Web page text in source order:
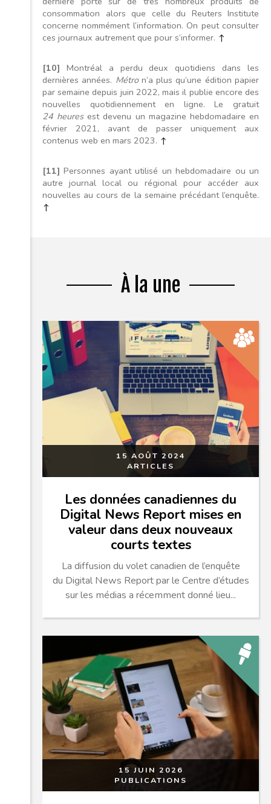
consommation alors que celle du Reuters Institute
concerne nommément l’information. On peut consulter
ces journaux autrement que pour s’informer. ↑
[10] Montréal a perdu deux quotidiens dans les
dernières années. Métron’a plus qu’une édition papier
par semaine depuis juin 2022, mais il publie encore des
nouvelles quotidiennement en ligne. Le gratuit
24 heures est devenu un magazine hebdomadaire en
février 2021, avant de passer uniquement aux
contenus web en mars 2023. ↑
[11] Personnes ayant utilisé un hebdomadaire ou un
autre journal local ou régional pour accéder aux
nouvelles au cours de la semaine précédant l’enquête.
↑
À la une
15 AOÛT 2024
ARTICLES
Les données canadiennes du
Digital News Report mises en
valeur dans deux nouveaux
courts textes
La diffusion du volet canadien de l’enquête
du Digital News Report par le Centre d’études
sur les médias a récemment donné lieu...
15 JUIN 2026
PUBLICATIONS